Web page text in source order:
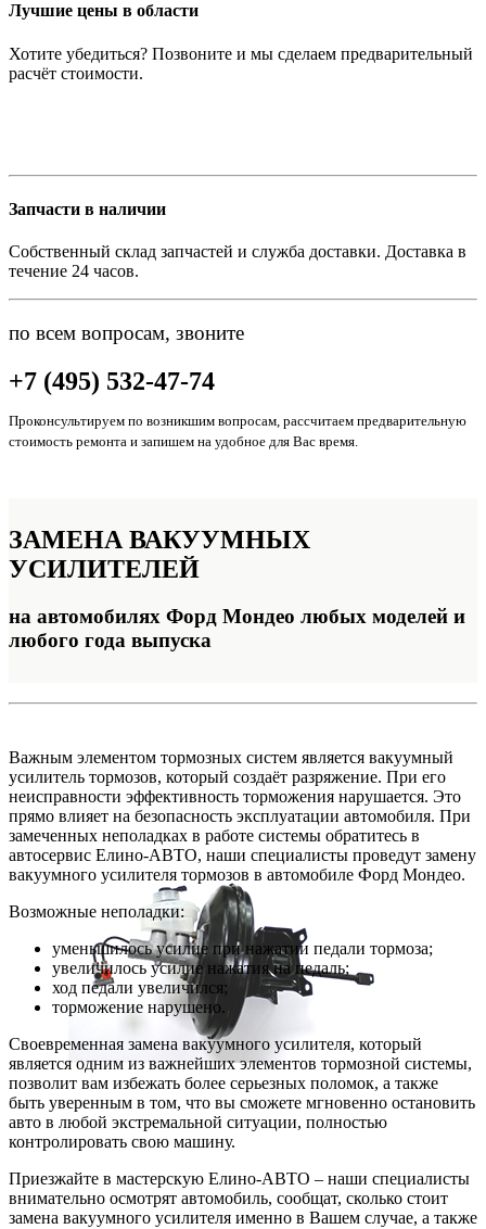
Лучшие цены в области
Хотите убедиться? Позвоните и мы сделаем предварительный
расчёт стоимости.
Запчасти в наличии
Собственный склад запчастей и служба доставки. Доставка в
течение 24 часов.
по всем вопросам, звоните
+7 (495) 532-47-74
Проконсультируем по возникшим вопросам, рассчитаем предварительную
стоимость ремонта и запишем на удобное для Вас время.
ЗАМЕНА ВАКУУМНЫХ
УСИЛИТЕЛЕЙ
на автомобилях Форд Мондео любых моделей и
любого года выпуска
Важным элементом тормозных систем является вакуумный
усилитель тормозов, который создаёт разряжение. При его
неисправности эффективность торможения нарушается. Это
прямо влияет на безопасность эксплуатации автомобиля. При
замеченных неполадках в работе системы обратитесь в
автосервис Елино-АВТО, наши специалисты проведут замену
вакуумного усилителя тормозов в автомобиле Форд Мондео.
Возможные неполадки:
уменьшилось усилие при нажатии педали тормоза;
увеличилось усилие нажатия на педаль;
ход педали увеличился;
торможение нарушено.
Своевременная замена вакуумного усилителя, который
является одним из важнейших элементов тормозной системы,
позволит вам избежать более серьезных поломок, а также
быть уверенным в том, что вы сможете мгновенно остановить
авто в любой экстремальной ситуации, полностью
контролировать свою машину.
Приезжайте в мастерскую Елино-АВТО – наши специалисты
внимательно осмотрят автомобиль, сообщат, сколько стоит
замена вакуумного усилителя именно в Вашем случае, а также